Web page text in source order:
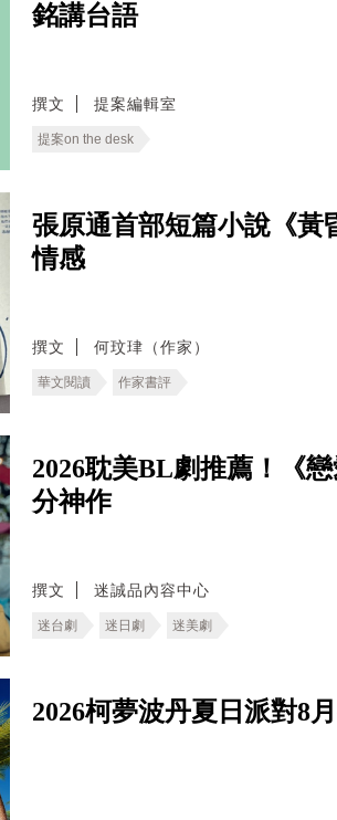
銘講台語
撰文 提案編輯室
提案on the desk
張原通首部短篇小說《黃
情感
撰文 何玟珒（作家）
華文閱讀 作家書評
2026耽美BL劇推薦！《
分神作
撰文 迷誠品內容中心
迷台劇 迷日劇 迷美劇
2026柯夢波丹夏日派對8